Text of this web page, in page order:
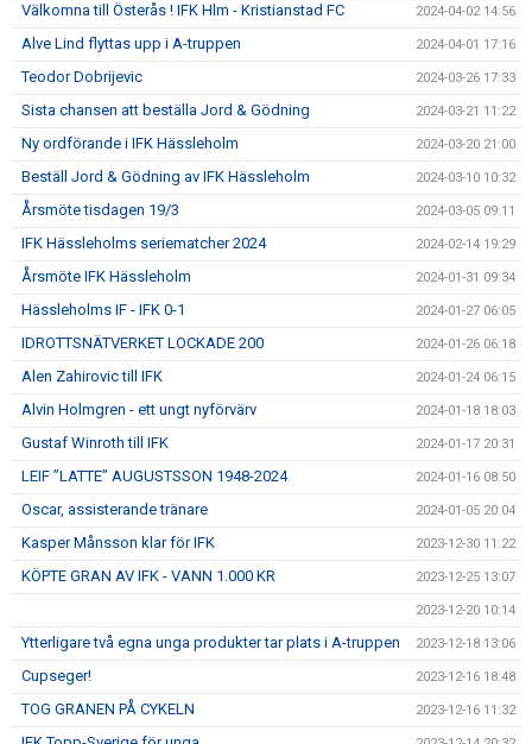
Välkomna till Österås ! IFK Hlm - Kristianstad FC 2024-04-02 14:56
Alve Lind flyttas upp i A-truppen 2024-04-01 17:16
Teodor Dobrijevic 2024-03-26 17:33
Sista chansen att beställa Jord & Gödning 2024-03-21 11:22
Ny ordförande i IFK Hässleholm 2024-03-20 21:00
Beställ Jord & Gödning av IFK Hässleholm 2024-03-10 10:32
Årsmöte tisdagen 19/3 2024-03-05 09:11
IFK Hässleholms seriematcher 2024 2024-02-14 19:29
Årsmöte IFK Hässleholm 2024-01-31 09:34
Hässleholms IF - IFK 0-1 2024-01-27 06:05
IDROTTSNÄTVERKET LOCKADE 200 2024-01-26 06:18
Alen Zahirovic till IFK 2024-01-24 06:15
Alvin Holmgren - ett ungt nyförvärv 2024-01-18 18:03
Gustaf Winroth till IFK 2024-01-17 20:31
LEIF ”LATTE” AUGUSTSSON 1948-2024 2024-01-16 08:50
Oscar, assisterande tränare 2024-01-05 20:04
Kasper Månsson klar för IFK 2023-12-30 11:22
KÖPTE GRAN AV IFK - VANN 1.000 KR 2023-12-25 13:07
2023-12-20 10:14
Ytterligare två egna unga produkter tar plats i A-truppen 2023-12-18 13:06
Cupseger! 2023-12-16 18:48
TOG GRANEN PÅ CYKELN 2023-12-16 11:32